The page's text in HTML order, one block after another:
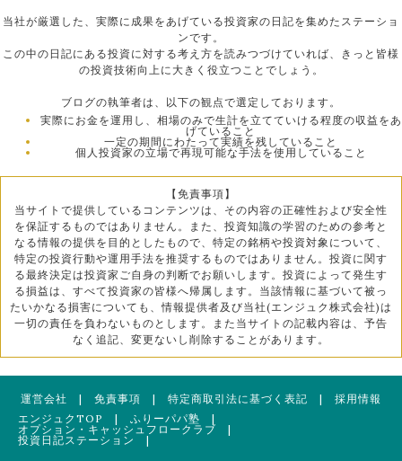
当社が厳選した、実際に成果をあげている投資家の日記を集めたステーショ
ンです。
この中の日記にある投資に対する考え方を読みつづけていれば、きっと皆様
の投資技術向上に大きく役立つことでしょう。
ブログの執筆者は、以下の観点で選定しております。
実際にお金を運用し、相場のみで生計を立てていける程度の収益をあ
げていること
一定の期間にわたって実績を残していること
個人投資家の立場で再現可能な手法を使用していること
【免責事項】
当サイトで提供しているコンテンツは、その内容の正確性および安全性
を保証するものではありません。また、投資知識の学習のための参考と
なる情報の提供を目的としたもので、特定の銘柄や投資対象について、
特定の投資行動や運用手法を推奨するものではありません。投資に関す
る最終決定は投資家ご自身の判断でお願いします。投資によって発生す
る損益は、すべて投資家の皆様へ帰属します。当該情報に基づいて被っ
たいかなる損害についても、情報提供者及び当社(エンジュク株式会社)は
一切の責任を負わないものとします。また当サイトの記載内容は、予告
なく追記、変更ないし削除することがあります。
運営会社 | 免責事項 | 特定商取引法に基づく表記 | 採用情報
エンジュクTOP
| ふりーパパ塾 |
オプション・キャッシュフロークラブ |
投資日記ステーション
|